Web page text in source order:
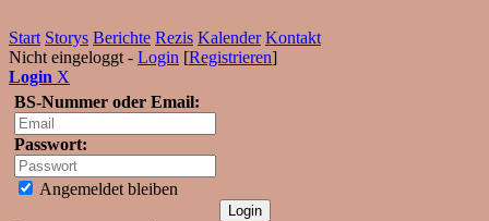
Start Storys Berichte Rezis Kalender Kontakt
Nicht eingeloggt - Login [Registrieren]
Login X
BS-Nummer oder Email:
Passwort:
Angemeldet bleiben